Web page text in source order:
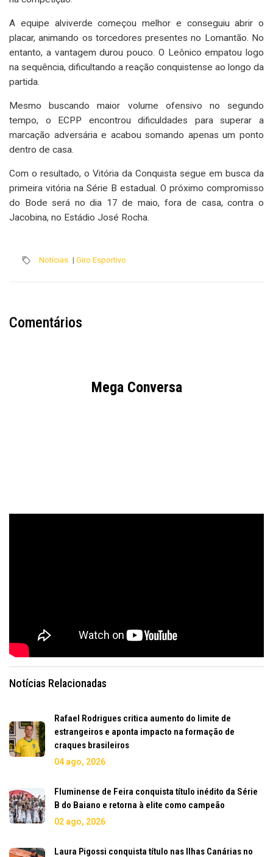
A equipe alviverde começou melhor e conseguiu abrir o
placar, animando os torcedores presentes no Lomantão. No
entanto, a vantagem durou pouco. O Leônico empatou logo
na sequência, dificultando a reação conquistense ao longo da
partida.
Mesmo buscando maior volume ofensivo no segundo
tempo, o ECPP encontrou dificuldades para superar a
marcação adversária e acabou somando apenas um ponto
dentro de casa.
Com o resultado, o Vitória da Conquista segue em busca da
primeira vitória na Série B estadual. O próximo compromisso
do Bode será no dia 17 de maio, fora de casa, contra o
Jacobina, no Estádio José Rocha.
Notícias | Giro Esportivo
Comentários
Mega Conversa
Notícias Relacionadas
Rafael Rodrigues critica aumento do limite de
estrangeiros e aponta impacto na formação de
craques brasileiros
04 ago, 2026
Fluminense de Feira conquista título inédito da Série
B do Baiano e retorna à elite como campeão
02 ago, 2026
Laura Pigossi conquista título nas Ilhas Canárias no